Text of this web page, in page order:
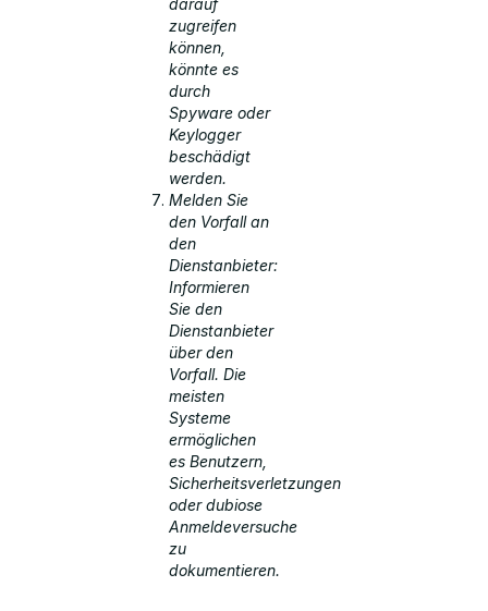
darauf
zugreifen
können,
könnte es
durch
Spyware oder
Keylogger
beschädigt
werden.
Melden Sie
den Vorfall an
den
Dienstanbieter:
Informieren
Sie den
Dienstanbieter
über den
Vorfall. Die
meisten
Systeme
ermöglichen
es Benutzern,
Sicherheitsverletzungen
oder dubiose
Anmeldeversuche
zu
dokumentieren.